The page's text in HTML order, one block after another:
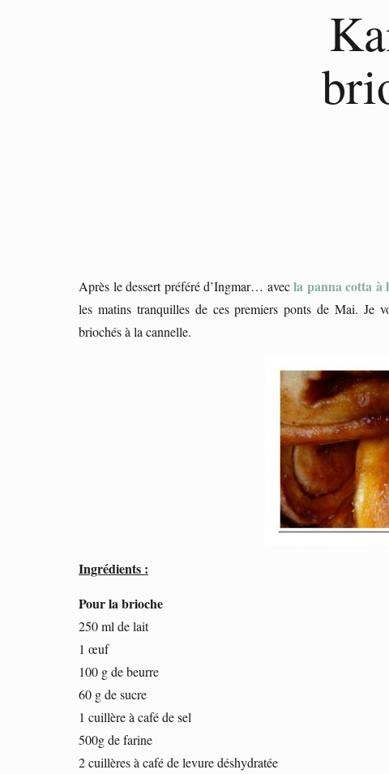
Après le dessert préféré d’Ingmar… avecla panna cotta à
les matins tranquilles de ces premiers ponts de Mai. Je
briochés à la cannelle.
Ingrédients :
Pour la brioche
250 ml de lait
1 œuf
100 g de beurre
60 g de sucre
1 cuillère à café de sel
500g de farine
2 cuillères à café de levure déshydratée